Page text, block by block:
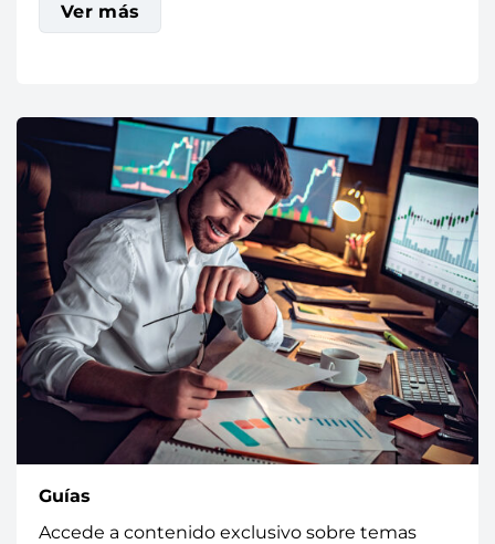
Ver más
Guías
Accede a contenido exclusivo sobre temas